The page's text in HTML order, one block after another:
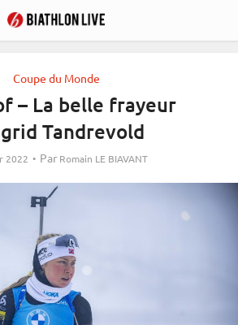
Coupe du Monde
– La belle frayeur
Tandrevold
2022 Par Romain LE BIAVANT